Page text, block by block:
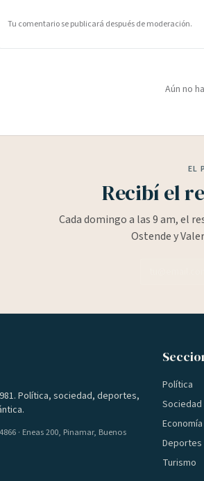
Tu comentario se publicará después de moderación.
Aún no
EL
Recibí el
Cada domingo a las 9 am, el
Ostende y
Política, sociedad, deportes,
· Eneas 200, Pinamar, Buenos
Política
Sociedad
Economía
Deportes
Turismo